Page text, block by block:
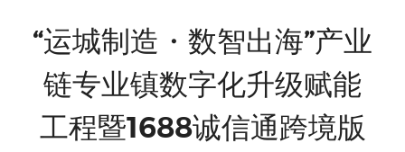
“运城制造・数智出海”产业
链专业镇数字化升级赋能
工程暨1688诚信通跨境版